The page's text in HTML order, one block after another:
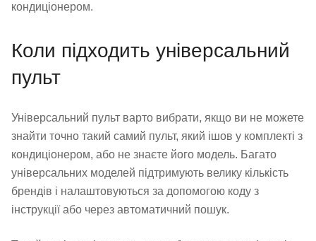
кондиціонером.
Коли підходить універсальний
пульт
Універсальний пульт варто вибрати, якщо ви не можете
знайти точно такий самий пульт, який ішов у комплекті з
кондиціонером, або не знаєте його модель. Багато
універсальних моделей підтримують велику кількість
брендів і налаштовуються за допомогою коду з
інструкції або через автоматичний пошук.